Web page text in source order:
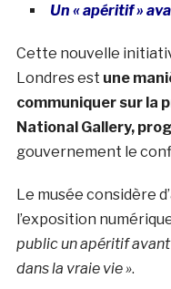
Un « apéritif »
Cette nouvelle
Londres est une
communiquer sur la
National Gallery,
gouvernement le
Le musée considère
l’exposition
public un apéritif
dans la vraie vie ».